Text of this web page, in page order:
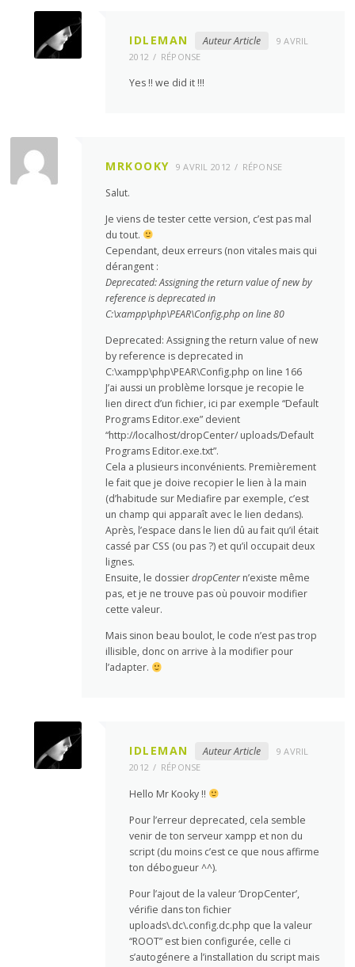
IDLEMAN Auteur Article
9 AVRIL
2012
RÉPONSE
Yes !! we did it !!!
MRKOOKY 9 AVRIL 2012 RÉPONSE
Salut.
Je viens de tester cette version, c’est pas mal
du tout.
Cependant, deux erreurs (non vitales mais qui
dérangent :
Deprecated: Assigning the return value of new by
reference is deprecated in
C:\xampp\php\PEAR\Config.php on line 80
Deprecated: Assigning the return value of new
by reference is deprecated in
C:\xampp\php\PEAR\Config.php on line 166
J’ai aussi un problème lorsque je recopie le
lien direct d’un fichier, ici par exemple “Default
Programs Editor.exe” devient
“http://localhost/dropCenter/ uploads/Default
Programs Editor.exe.txt”.
Cela a plusieurs inconvénients. Premièrement
le fait que je doive recopier le lien à la main
(d’habitude sur Mediafire par exemple, c’est
un champ qui apparaît avec le lien dedans).
Après, l’espace dans le lien dû au fait qu’il était
cassé par CSS (ou pas ?) et qu’il occupait deux
lignes.
Ensuite, le dossierdropCenter n’existe même
pas, et je ne trouve pas où pouvoir modifier
cette valeur.
Mais sinon beau boulot, le code n’est pas trop
illisible, donc on arrive à la modifier pour
l’adapter.
IDLEMAN Auteur Article
9 AVRIL
2012
RÉPONSE
Hello Mr Kooky !!
Pour l’erreur deprecated, cela semble
venir de ton serveur xampp et non du
script (du moins c’est ce que nous affirme
ton débogueur ^^).
Pour l’ajout de la valeur ‘DropCenter’,
vérifie dans ton fichier
uploads\.dc\.config.dc.php que la valeur
“ROOT” est bien configurée, celle ci
s’autogénere a l’installation du script mais